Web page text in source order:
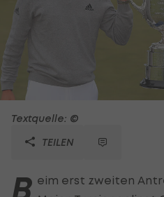
Textquelle: ©
TEILEN
eim erst zweiten